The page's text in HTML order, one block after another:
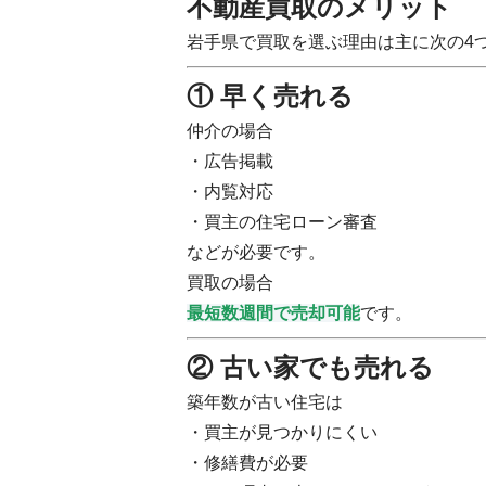
不動産買取のメリット
岩手県で買取を選ぶ理由は主に次の4
① 早く売れる
仲介の場合
・広告掲載
・内覧対応
・買主の住宅ローン審査
などが必要です。
買取の場合
最短数週間で売却可能です。
② 古い家でも売れる
築年数が古い住宅は
・買主が見つかりにくい
・修繕費が必要